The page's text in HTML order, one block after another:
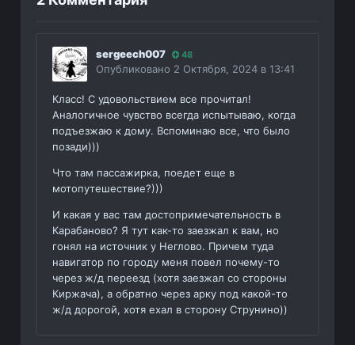
sergeech007 48
Опубликовано 2 Октября, 2024 в 13:41
Класс! С удовольствием все прочитал!
Аналогичное чувство всегда испытываю, когда
подъезжаю к дому. Вспоминаю все, что было
позади)))
Что там пассажирка, поедет еще в
мотопутешествие?)))
И какая у вас там достопримечательность в
Карабаново? Я тут как-то заезжал к вам, но
гонял на источник у Неглово. Причем туда
навигатор по городу меня повел почему-то
через ж/д переезд (хотя заезжал со стороны
Киржача), а обратно через арку под какой-то
ж/д дорогой, хотя ехал в сторону Струнино))